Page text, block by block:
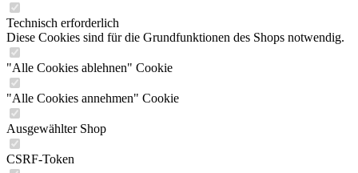
Technisch erforderlich
Diese Cookies sind für die Grundfunktionen des Shops notwendig.
"Alle Cookies ablehnen" Cookie
"Alle Cookies annehmen" Cookie
Ausgewählter Shop
CSRF-Token